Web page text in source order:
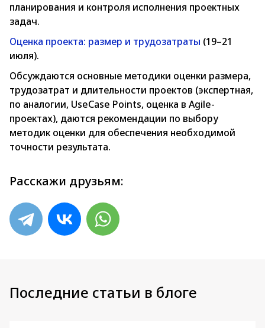
планирования и контроля исполнения проектных
задач.
Оценка проекта: размер и трудозатраты (19–21
июля).
Обсуждаются основные методики оценки размера,
трудозатрат и длительности проектов (экспертная,
по аналогии, UseCase Points, оценка в Agile-
проектах), даются рекомендации по выбору
методик оценки для обеспечения необходимой
точности результата.
Расскажи друзьям:
Последние статьи в блоге